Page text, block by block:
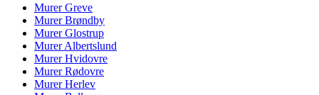
MurerGreve
MurerBrøndby
MurerGlostrup
MurerAlbertslund
MurerHvidovre
MurerRødovre
MurerHerlev